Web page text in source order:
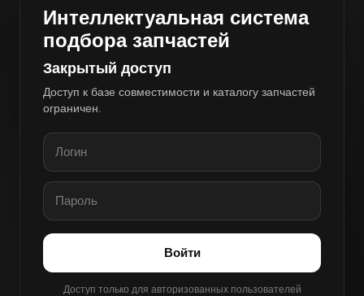
Интеллектуальная система
подбора запчастей
Закрытый доступ
Доступ к базе совместимости и каталогу запчастей
ограничен.
Войти
Доступ только для авторизованных пользователей